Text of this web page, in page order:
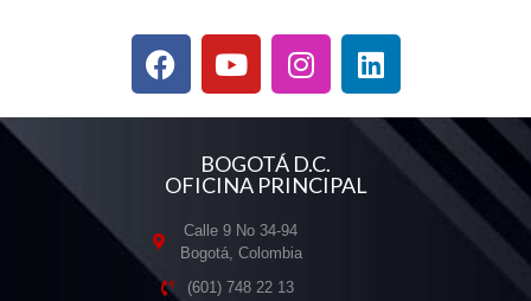
BOGOTÁ D.C.
OFICINA PRINCIPAL
Calle 9 No 34-94
Bogotá, Colombia
(601) 748 22 13